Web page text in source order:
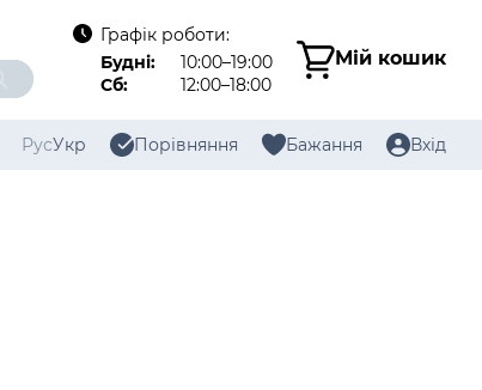
Графік роботи:
Будні:
10:00–19:00
Сб:
12:00–18:00
Мій кошик
РусУкр Порівняння Бажання Вхід